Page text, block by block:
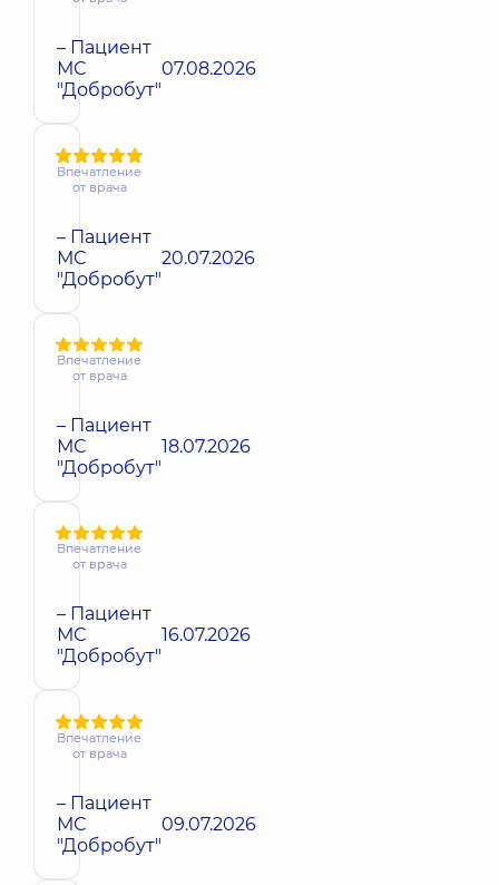
– Пациент
МС
"Добробут"
07.08.2026
Впечатление
от врача
– Пациент
МС
"Добробут"
20.07.2026
Впечатление
от врача
– Пациент
МС
"Добробут"
18.07.2026
Впечатление
от врача
– Пациент
МС
"Добробут"
16.07.2026
Впечатление
от врача
– Пациент
МС
"Добробут"
09.07.2026